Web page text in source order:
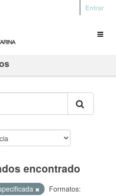
Entrar
encontrado
Formatos: